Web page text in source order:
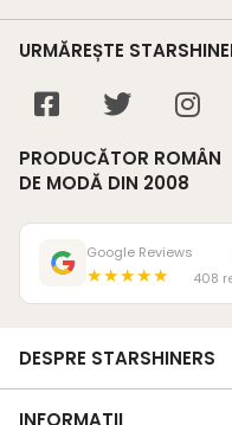
URMĂREȘTE
PRODUCĂTOR ROMÂN
DE MODĂ DIN 2008
Google Reviews
★★★★★ 408
DESPRE STARSHINERS
INFORMATII